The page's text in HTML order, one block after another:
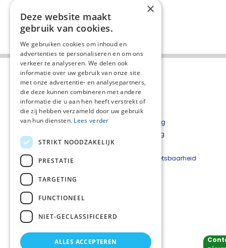
Over het netwerk
Over Palliaweb
Contact
Nieuwsbrief
Privacyverklaring
Cookieverklaring
Disclaimer
Beveiligingskwetsbaarheid
Contact:
Netwerkcoördinator: Nadja Alberto
nadja.alberto@careyn.nl
×
Deze website maakt
gebruik van cookies.
We gebruiken cookies om inhoud en
advertenties te personaliseren en om ons
verkeer te analyseren. We delen ook
informatie over uw gebruik van onze site
met onze advertentie- en analysepartners,
die deze kunnen combineren met andere
informatie die u aan hen heeft verstrekt of
die zij hebben verzameld door uw gebruik
van hun diensten. Lees verder
STRIKT NOODZAKELIJK
PRESTATIE
TARGETING
FUNCTIONEEL
NIET-GECLASSIFICEERD
ALLES ACCEPTEREN